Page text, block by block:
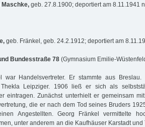
Maschke, geb. 27.8.1900; deportiert am 8.11.1941
geb. Fränkel, geb. 24.2.1912; deportiert am
Bundesstraße 78 (Gymnasium Emilie-
war Handelsvertreter. Er stammte aus
Thekla Leipziger. 1906 ließ er sich als
eintragen. Zunächst unterhielt er gemeinsam
die er nach dem Tod seines Bruders
Angestellten. Georg Fränkel vermittelte
unter anderem an die Kaufhäuser Karstadt